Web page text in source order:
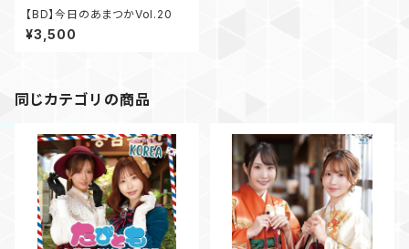
【BD】今日のあまつかVol.20
¥3,500
同じカテゴリの商品